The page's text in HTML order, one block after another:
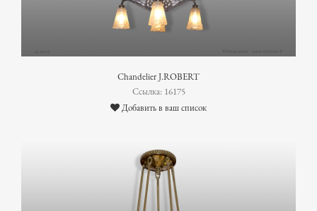
Chandelier J.ROBERT
Ссылка: 16175
Добавить в ваш список